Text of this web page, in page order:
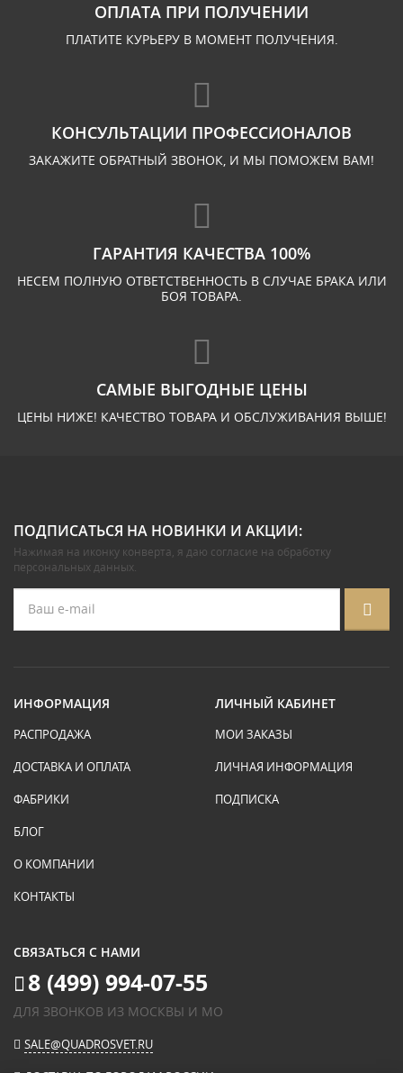
ОПЛАТА ПРИ ПОЛУЧЕНИИ
ПЛАТИТЕ КУРЬЕРУ В МОМЕНТ ПОЛУЧЕНИЯ.
КОНСУЛЬТАЦИИ ПРОФЕССИОНАЛОВ
ЗАКАЖИТЕ ОБРАТНЫЙ ЗВОНОК, И МЫ ПОМОЖЕМ ВАМ!
ГАРАНТИЯ КАЧЕСТВА 100%
НЕСЕМ ПОЛНУЮ ОТВЕТСТВЕННОСТЬ В СЛУЧАЕ БРАКА ИЛИ
БОЯ ТОВАРА.
САМЫЕ ВЫГОДНЫЕ ЦЕНЫ
ЦЕНЫ НИЖЕ! КАЧЕСТВО ТОВАРА И ОБСЛУЖИВАНИЯ ВЫШЕ!
ПОДПИСАТЬСЯ НА НОВИНКИ И АКЦИИ:
Нажимая на иконку конверта, я даю согласие на обработку
персональных данных.
ИНФОРМАЦИЯ
РАСПРОДАЖА
ДОСТАВКА И ОПЛАТА
ФАБРИКИ
БЛОГ
О КОМПАНИИ
КОНТАКТЫ
ЛИЧНЫЙ КАБИНЕТ
МОИ ЗАКАЗЫ
ЛИЧНАЯ ИНФОРМАЦИЯ
ПОДПИСКА
СВЯЗАТЬСЯ С НАМИ
8 (499) 994-07-55
ДЛЯ ЗВОНКОВ ИЗ МОСКВЫ И МО
SALE@QUADROSVET.RU